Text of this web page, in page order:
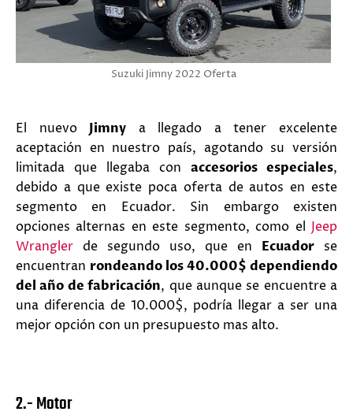
Suzuki Jimny 2022 Oferta
El nuevoJimny a llegado a tener excelente
aceptación en nuestro país, agotando su versión
limitada que llegaba con accesorios especiales,
debido a que existe poca oferta de autos en este
segmento en Ecuador. Sin embargo existen
opciones alternas en este segmento, como el Jeep
Wrangler de segundo uso, que en Ecuador se
encuentran rondeando los 40.000$ dependiendo
del año de fabricación, que aunque se encuentre a
una diferencia de 10.000$, podría llegar a ser una
mejor opción con un presupuesto mas alto.
2.- Motor